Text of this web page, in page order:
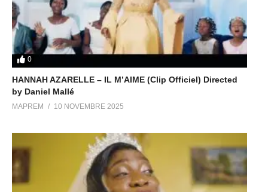
0
HANNAH AZARELLE – IL M’AIME (Clip Officiel) Directed
by Daniel Mallé
MAPREM 10 NOVEMBRE 2025